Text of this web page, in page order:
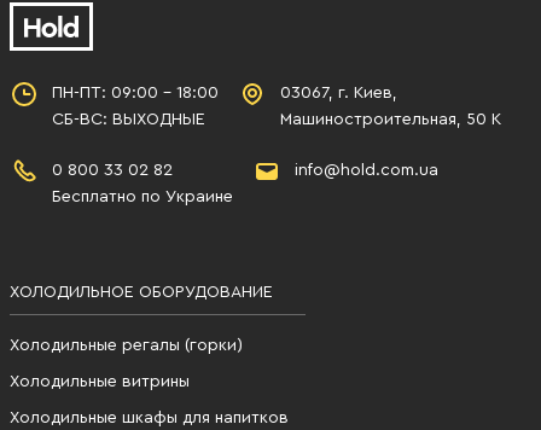
ПН-ПТ: 09:00 - 18:00
СБ-ВС: ВЫХОДНЫЕ
03067, г. Киев,
Машиностроительная, 50 К
0 800 33 02 82
Бесплатно по Украине
info@hold.com.ua
ХОЛОДИЛЬНОЕ ОБОРУДОВАНИЕ
Холодильные регалы (горки)
Холодильные витрины
Холодильные шкафы для напитков